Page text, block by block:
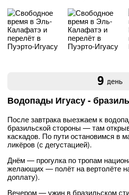
9 день
Водопады Игуасу -
После завтрака выезжаем к
бразильской стороны — там
каскадов. По пути остановимся в
ликёров (с дегустацией).
Днём — прогулка по тропам
желающих — полёт на вертолёте
доплату).
Вечером — ужин в бразильском